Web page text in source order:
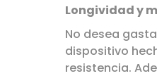
Longividad y
No desea
dispositivo
resistencia.